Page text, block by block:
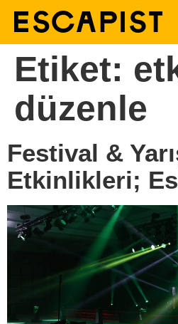
Etiket:
düzenle
Festival &
Etkinlikleri;